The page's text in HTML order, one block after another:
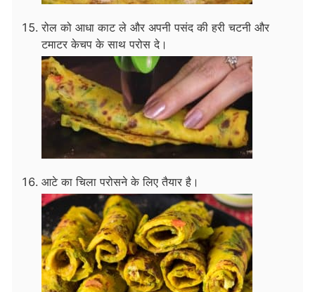
रोल को आधा काट ले और अपनी पसंद की हरी चटनी और
टमाटर केचप के साथ परोस दे।
आटे का चिला परोसने के लिए तैयार है।